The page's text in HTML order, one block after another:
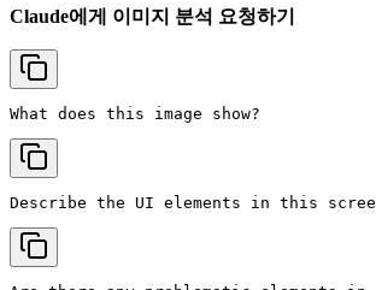
Claude에게 이미지 분석 요청하기